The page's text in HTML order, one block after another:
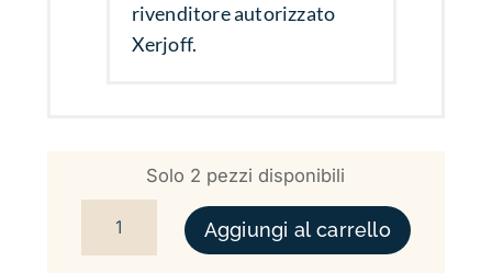
rivenditore autorizzato
Xerjoff.
Solo 2 pezzi disponibili
LOUIS XV XERJOFF QUANTITÀ
Aggiungi al carrello